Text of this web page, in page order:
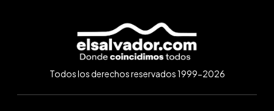
Todos los derechos reservados 1999-2026